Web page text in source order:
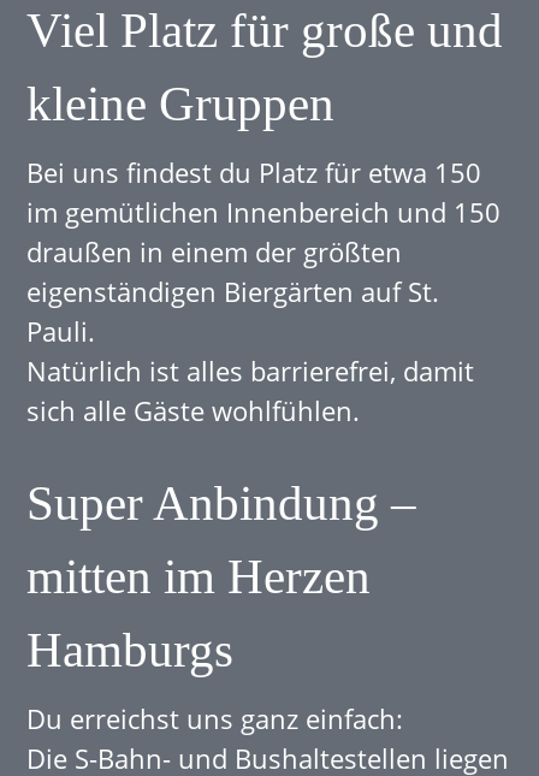
Viel Platz für große und
kleine Gruppen
Bei uns findest du Platz für etwa 150
im gemütlichen Innenbereich und 150
draußen in einem der größten
eigenständigen Biergärten auf St.
Pauli.
Natürlich ist alles barrierefrei, damit
sich alle Gäste wohlfühlen.
Super Anbindung –
mitten im Herzen
Hamburgs
Du erreichst uns ganz einfach:
Die S-Bahn- und Bushaltestellen liegen